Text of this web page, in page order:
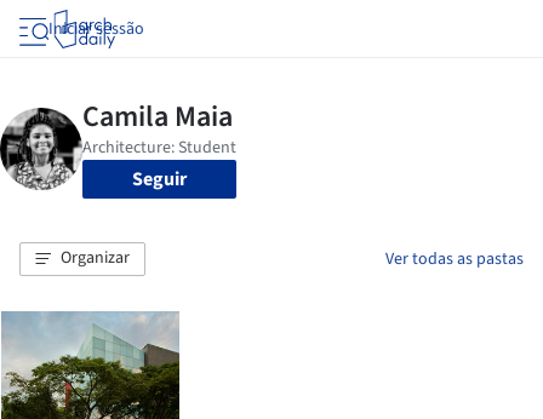
Iniciar sessão
Seguir
Organizar Ver todas as pastas